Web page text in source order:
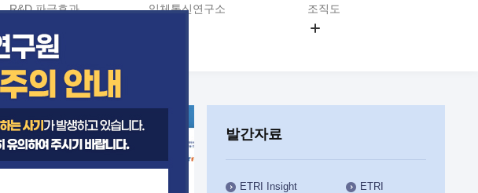
R&D 파급효과
지식공유플랫폼
입체통신연구소
인공지능안전연구소
우주항공반도체전략연구단
대경권연구본부
호남권연구본부
조직도
ETRI CI
발간자료
ETRI Insight
ETRI